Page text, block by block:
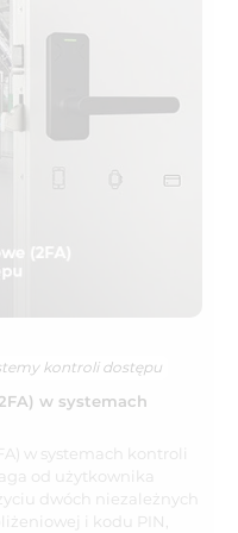
kontroli dostępu
w systemach
w systemach kontroli
od użytkownika
dwóch niezależnych
i kodu PIN,